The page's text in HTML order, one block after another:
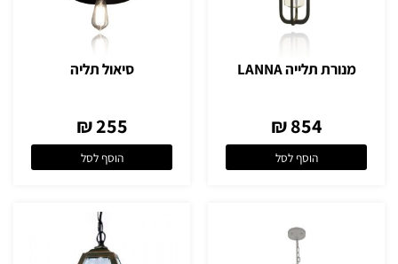
מנורת תלייה LANNA
854 ₪
הוסף לסל
סיאול תליה
255 ₪
הוסף לסל